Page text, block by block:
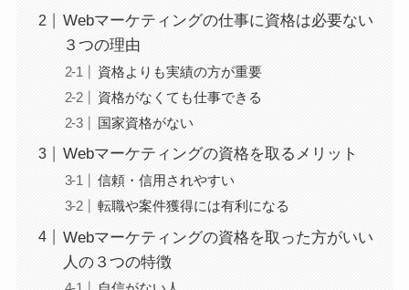
Webマーケティングの仕事に資格は必要ない
３つの理由
資格よりも実績の方が重要
資格がなくても仕事できる
国家資格がない
Webマーケティングの資格を取るメリット
信頼・信用されやすい
転職や案件獲得には有利になる
Webマーケティングの資格を取った方がいい
人の３つの特徴